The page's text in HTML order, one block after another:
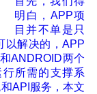
明白，APP项
目并不单是只
以解决的，APP
ANDROID两个
所需的支撑系
API服务，本文